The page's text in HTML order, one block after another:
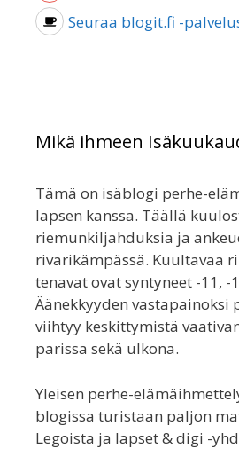
Seuraa blogit.fi -
Mikä ihmeen
Tämä on isäblogi perhe-
lapsen kanssa. Täällä
riemunkiljahduksia ja
rivarikämpässä. Kuultavaa
tenavat ovat syntyneet -11, -
Äänekkyyden vastapainoksi
viihtyy keskittymistä
parissa sekä ulkona.
Yleisen perhe-
blogissa turistaan paljon
Legoista ja lapset & digi -